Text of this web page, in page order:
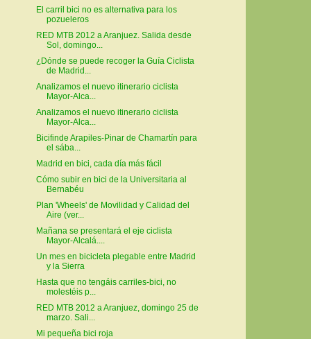
El carril bici no es alternativa para los
pozueleros
RED MTB 2012 a Aranjuez. Salida desde
Sol, domingo...
¿Dónde se puede recoger la Guía Ciclista
de Madrid...
Analizamos el nuevo itinerario ciclista
Mayor-Alca...
Analizamos el nuevo itinerario ciclista
Mayor-Alca...
Bicifinde Arapiles-Pinar de Chamartín para
el sába...
Madrid en bici, cada día más fácil
Cómo subir en bici de la Universitaria al
Bernabéu
Plan 'Wheels' de Movilidad y Calidad del
Aire (ver...
Mañana se presentará el eje ciclista
Mayor-Alcalá....
Un mes en bicicleta plegable entre Madrid
y la Sierra
Hasta que no tengáis carriles-bici, no
molestéis p...
RED MTB 2012 a Aranjuez, domingo 25 de
marzo. Sali...
Mi pequeña bici roja